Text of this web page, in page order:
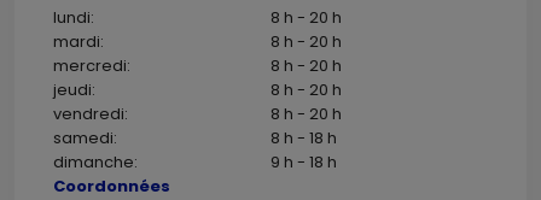
lundi:
8 h - 20 h
mardi:
8 h - 20 h
mercredi:
8 h - 20 h
jeudi:
8 h - 20 h
vendredi:
8 h - 20 h
samedi:
8 h - 18 h
dimanche:
9 h - 18 h
Coordonnées